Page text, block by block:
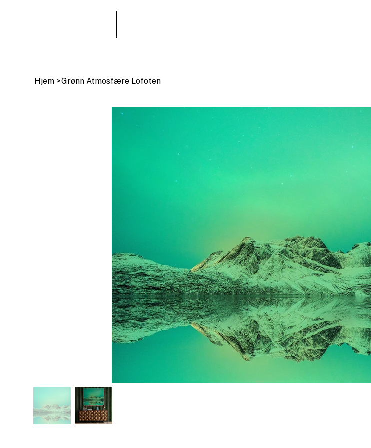
Hjem >Grønn Atmosfære Lofoten